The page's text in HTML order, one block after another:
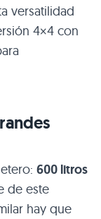
versatilidad
4×4 con
600 litros
de este
hay que